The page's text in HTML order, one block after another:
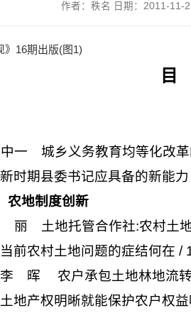
作者：秩名 日期：2011-11-
目
一 城乡义务教育均等化改革
期县委书记应具备的新能力
农地制度创新
丽 土地托管合作社:农村土
农村土地问题的症结何在 /
农户承包土地林地流转
产权明晰就能保护农户权益